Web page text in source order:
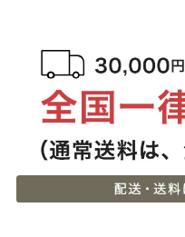
08-08
15:39:00
2026-
08-08
13:45:00
2026-
08-08
13:42:00